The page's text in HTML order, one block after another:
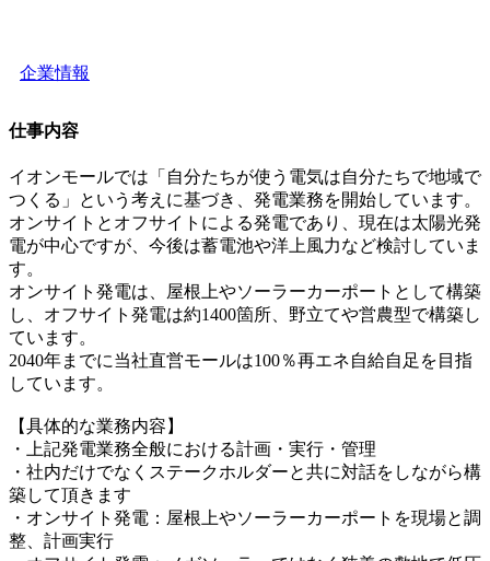
企業情報
仕事内容
イオンモールでは「自分たちが使う電気は自分たちで地域で
つくる」という考えに基づき、発電業務を開始しています。
オンサイトとオフサイトによる発電であり、現在は太陽光発
電が中心ですが、今後は蓄電池や洋上風力など検討していま
す。
オンサイト発電は、屋根上やソーラーカーポートとして構築
し、オフサイト発電は約1400箇所、野立てや営農型で構築し
ています。
2040年までに当社直営モールは100％再エネ自給自足を目指
しています。
【具体的な業務内容】
・上記発電業務全般における計画・実行・管理
・社内だけでなくステークホルダーと共に対話をしながら構
築して頂きます
・オンサイト発電：屋根上やソーラーカーポートを現場と調
整、計画実行